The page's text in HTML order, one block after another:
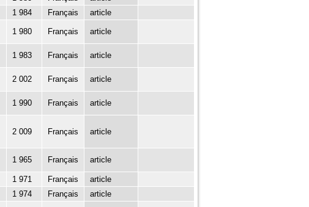
1 984 Français
article
1 980 Français article
1 983 Français article
2 002 Français article
1 990 Français article
2 009 Français article
1 965 Français article
1 971 Français
article
1 974 Français
article